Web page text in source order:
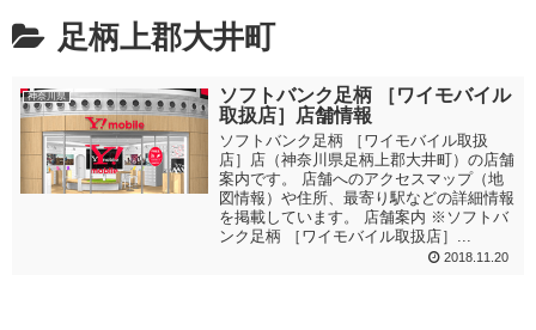
足柄上郡大井町
神奈川県
ソフトバンク足柄 ［ワイモバイル
取扱店］店舗情報
ソフトバンク足柄 ［ワイモバイル取扱
店］店（神奈川県足柄上郡大井町）の店舗
案内です。 店舗へのアクセスマップ（地
図情報）や住所、最寄り駅などの詳細情報
を掲載しています。 店舗案内 ※ソフトバ
ンク足柄 ［ワイモバイル取扱店］...
2018.11.20